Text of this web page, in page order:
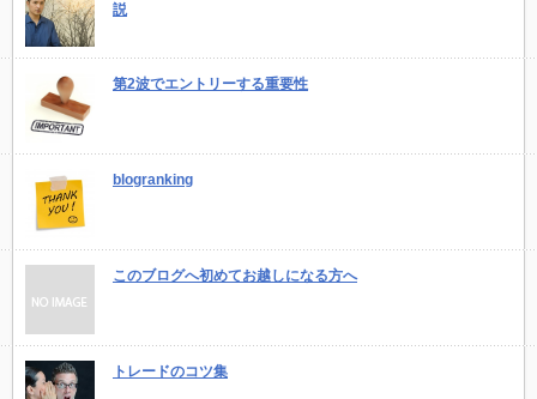
説
第2波でエントリーする重要性
blogranking
このブログへ初めてお越しになる方へ
トレードのコツ集